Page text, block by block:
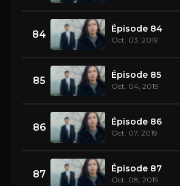
84 Épisode 84
Oct. 03, 2019
85 Épisode 85
Oct. 04, 2019
86 Épisode 86
Oct. 07, 2019
87 Épisode 87
Oct. 08, 2019